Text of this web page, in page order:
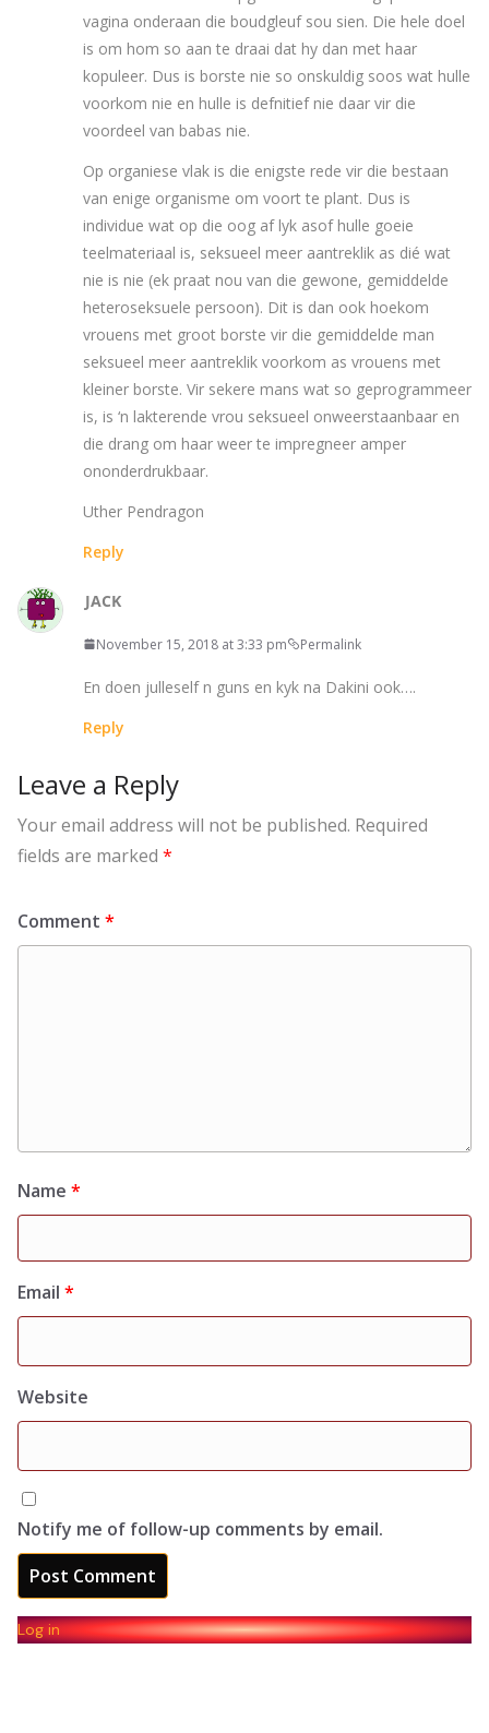
vagina onderaan die boudgleuf sou sien. Die hele doel
is om hom so aan te draai dat hy dan met haar
kopuleer. Dus is borste nie so onskuldig soos wat hulle
voorkom nie en hulle is defnitief nie daar vir die
voordeel van babas nie.
Op organiese vlak is die enigste rede vir die bestaan
van enige organisme om voort te plant. Dus is
individue wat op die oog af lyk asof hulle goeie
teelmateriaal is, seksueel meer aantreklik as dié wat
nie is nie (ek praat nou van die gewone, gemiddelde
heteroseksuele persoon). Dit is dan ook hoekom
vrouens met groot borste vir die gemiddelde man
seksueel meer aantreklik voorkom as vrouens met
kleiner borste. Vir sekere mans wat so geprogrammeer
is, is ‘n lakterende vrou seksueel onweerstaanbaar en
die drang om haar weer te impregneer amper
ononderdrukbaar.
Uther Pendragon
Reply
JACK
November 15, 2018 at 3:33 pm Permalink
En doen julleself n guns en kyk na Dakini ook….
Reply
Leave a Reply
Your email address will not be published. Required
fields are marked *
Comment *
Name *
Email *
Website
Notify me of follow-up comments by email.
Log in